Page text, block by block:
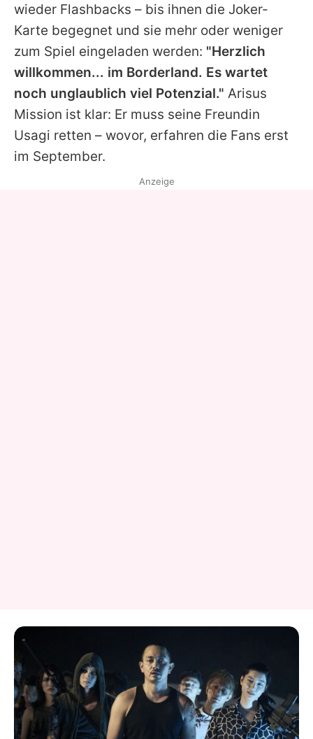
wieder Flashbacks – bis ihnen die Joker-
Karte begegnet und sie mehr oder weniger
zum Spiel eingeladen werden: "Herzlich
willkommen... im Borderland. Es wartet
noch unglaublich viel Potenzial." Arisus
Mission ist klar: Er muss seine Freundin
Usagi retten – wovor, erfahren die Fans erst
im September.
Anzeige